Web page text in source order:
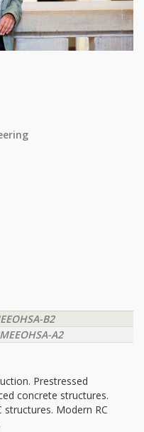
B2
A2
Prestressed
concrete structures.
structures. Modern RC